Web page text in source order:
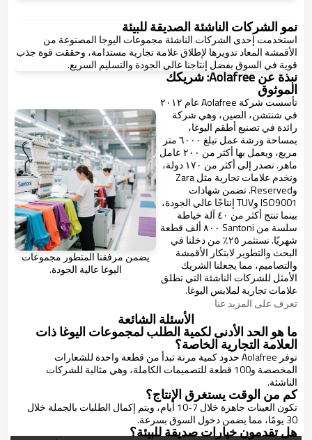
نمو الشركات الناشئة الصديقة للبيئة
استخدمت إحدى الشركات الناشئة مجموعات اليوجا المصنوعة من
الأقمشة المعاد تدويرها لإطلاق علامة تجارية مستدامة، وحققت قوة جذب
قوية في السوق بفضل إنتاجنا عالي الجودة والتسليم السريع.
نبذة عن Aolafree: شريكك
الموثوق
تأسست شركة Aolafree عام ٢٠١٢
في شنتشن، الصين، وهي شركة
رائدة في تصنيع أطقم اليوغا،
بمساحة ورشة عمل تبلغ ٦٠٠٠ متر
مربع، ويعمل بها أكثر من ٢٠٠ عامل
ماهر. نصدر إلى أكثر من ١٧٠ دولة،
ونخدم علامات تجارية مثل Zara
وReserved. تضمن شهادات
ISO9001 وTUV إنتاجًا عالي الجودة،
بينما تنتج أكثر من ٤٠ آلة خياطة
سلسة من Santoni ٨٠٠ ألف قطعة
شهريًا. نستثمر ٢٥٪ من دخلنا في
البحث والتطوير لابتكار الأقمشة
والتصاميم، مما يجعلنا الشريك
الأمثل للشركات الناشئة التي تطلق
علامات تجارية لملابس اليوغا.
تعرف على المزيد عنا
يضمن مرفقنا المتطور مجموعات
اليوغا عالية الجودة.
الأسئلة الشائعة
ما هو الحد الأدنى لكمية الطلب لمجموعات اليوغا ذات
العلامة التجارية الخاصة؟
توفر Aolafree حدود كمية مرنة تبدأ من قطعة واحدة للشعارات
المخصصة و100 قطعة للتصميمات الكاملة، وهي مثالية للشركات
الناشئة.
كم من الوقت يستغرق الإنتاج؟
تكون العينات جاهزة خلال 7-10 أيام، ويتم إكمال الطلبات بالجملة خلال
30 يومًا، مما يضمن دخول السوق بسرعة.
هل تقدمون خيارات صديقة للبيئة؟